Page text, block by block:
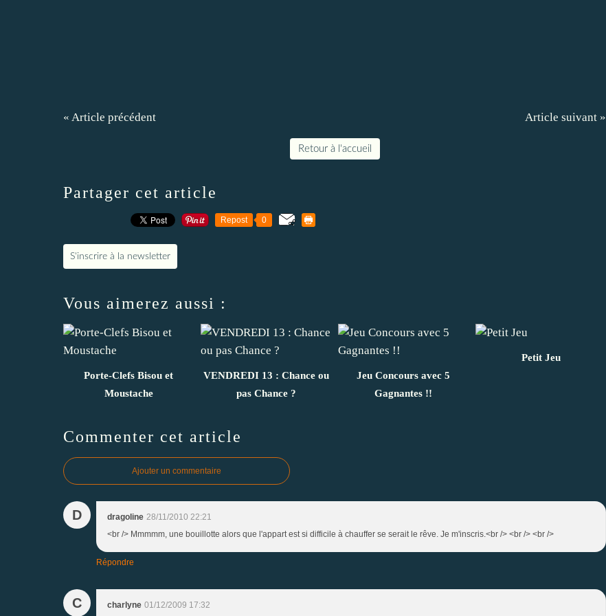
« Article précédent Article suivant »
Retour à l'accueil
Partager cet article
Repost 0
S'inscrire à la newsletter
Vous aimerez aussi :
Porte-Clefs Bisou et
Moustache
VENDREDI 13 : Chance ou
pas Chance ?
Jeu Concours avec 5
Gagnantes !!
Petit Jeu
Commenter cet article
Ajouter un commentaire
D dragoline 28/11/2010 22:21
<br /> Mmmmm, une bouillotte alors que l'appart est si difficile à chauffer se serait le rêve. Je m'inscris.<br /> <br /> <br />
Répondre
C charlyne 01/12/2009 17:32